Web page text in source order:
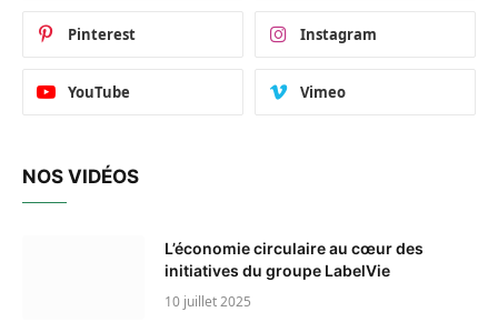
Pinterest Instagram
YouTube Vimeo
NOS VIDÉOS
L’économie circulaire au cœur des
initiatives du groupe LabelVie
10 juillet 2025